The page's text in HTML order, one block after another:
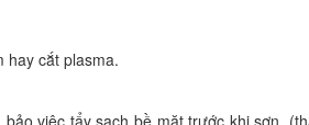
hay cắt plasma.
việc tẩy sạch bề mặt trước khi sơn.